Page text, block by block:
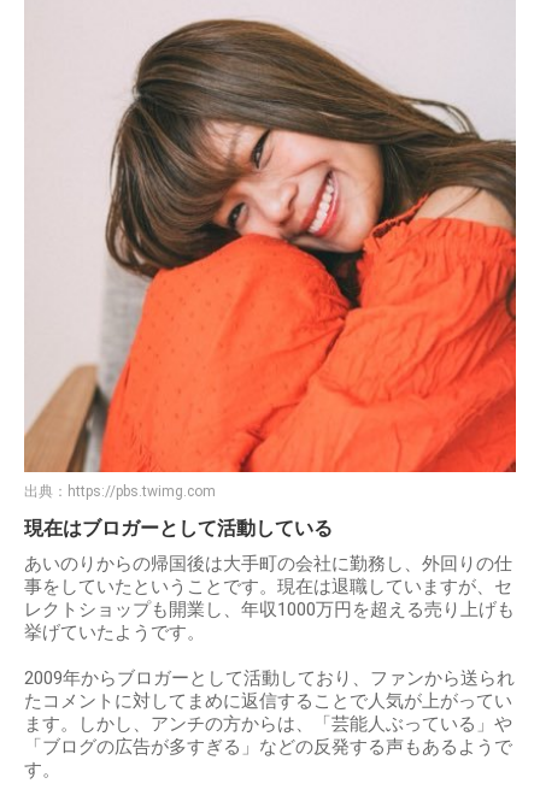
出典： https://pbs.twimg.com
現在はブロガーとして活動している
あいのりからの帰国後は大手町の会社に勤務し、外回りの仕
事をしていたということです。現在は退職していますが、セ
レクトショップも開業し、年収1000万円を超える売り上げも
挙げていたようです。
2009年からブロガーとして活動しており、ファンから送られ
たコメントに対してまめに返信することで人気が上がってい
ます。しかし、アンチの方からは、「芸能人ぶっている」や
「ブログの広告が多すぎる」などの反発する声もあるようで
す。